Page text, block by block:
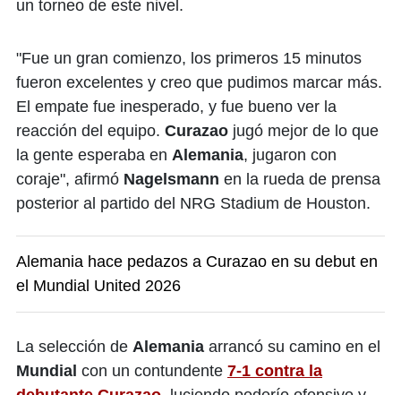
un torneo de este nivel.
"Fue un gran comienzo, los primeros 15 minutos
fueron excelentes y creo que pudimos marcar más.
El empate fue inesperado, y fue bueno ver la
reacción del equipo. Curazao jugó mejor de lo que
la gente esperaba en Alemania, jugaron con
coraje", afirmó Nagelsmann en la rueda de prensa
posterior al partido del NRG Stadium de Houston.
Alemania hace pedazos a Curazao en su debut en
el Mundial United 2026
La selección de Alemania arrancó su camino en el
Mundial con un contundente 7-1 contra la